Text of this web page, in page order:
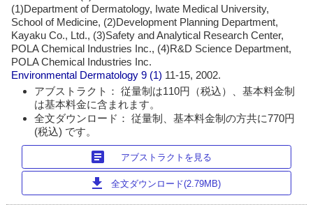
(1)Department of Dermatology, Iwate Medical University,
School of Medicine, (2)Development Planning Department,
Kayaku Co., Ltd., (3)Safety and Analytical Research Center,
POLA Chemical Industries Inc., (4)R&D Science Department,
POLA Chemical Industries Inc.
Environmental Dermatology 9 (1) 11-15, 2002.
アブストラクト： 従量制は110円（税込）、基本料金制
は基本料金に含まれます。
全文ダウンロード： 従量制、基本料金制の方共に770円
(税込) です。
article アブストラクトを見る
download 全文ダウンロード(2.79MB)